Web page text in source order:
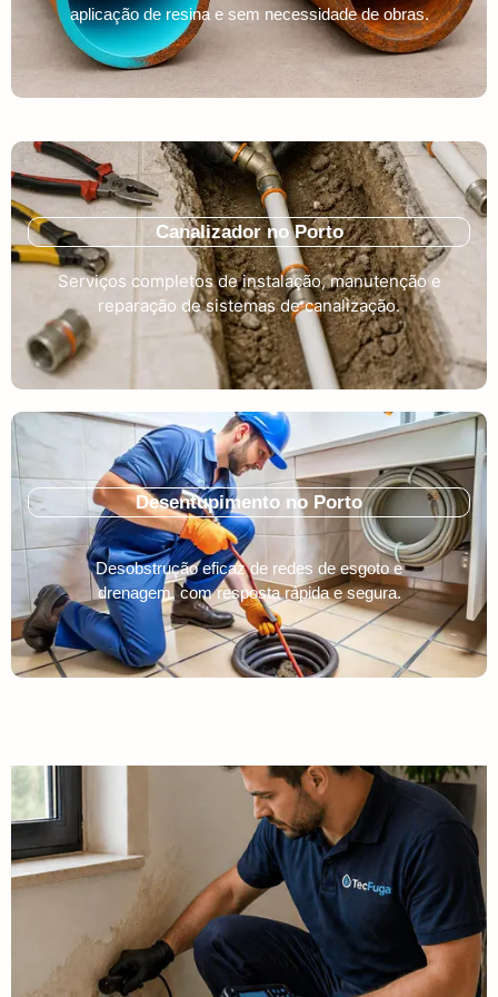
aplicação de resina e sem necessidade de obras.
Canalizador no Porto
Serviços completos de instalação, manutenção e
reparação de sistemas de canalização.
Desentupimento no Porto
Desobstrução eficaz de redes de esgoto e
drenagem, com resposta rápida e segura.